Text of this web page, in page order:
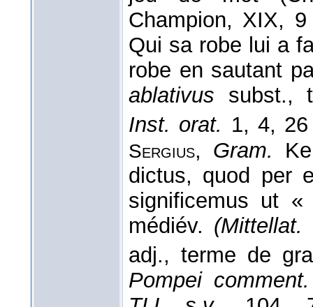
Champion, XIX,
Qui sa robe lui a
robe en sautant
ablativus subst.,
Inst. orat. 1, 4,
Sergius, Gram.
dictus, quod per
significemus ut
médiév. (Mittellat.
adj., terme de
Pompei